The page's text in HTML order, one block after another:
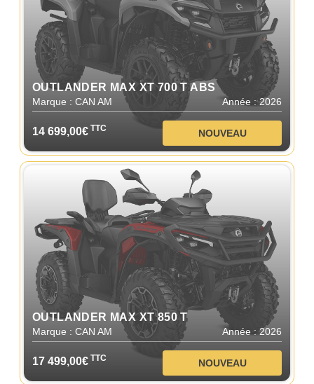
OUTLANDER MAX XT 700 T ABS
Marque : CAN AM Année : 2026
14 699,00€ TTC NOUVEAU
OUTLANDER MAX XT 850 T
Marque : CAN AM Année : 2026
17 499,00€ TTC NOUVEAU